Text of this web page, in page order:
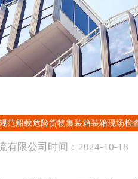
危险品物流
化工品物流
实例操作方案
新闻资讯
范船载危险货物集装箱装箱现场检
有限公司 时间： 2024-10-18